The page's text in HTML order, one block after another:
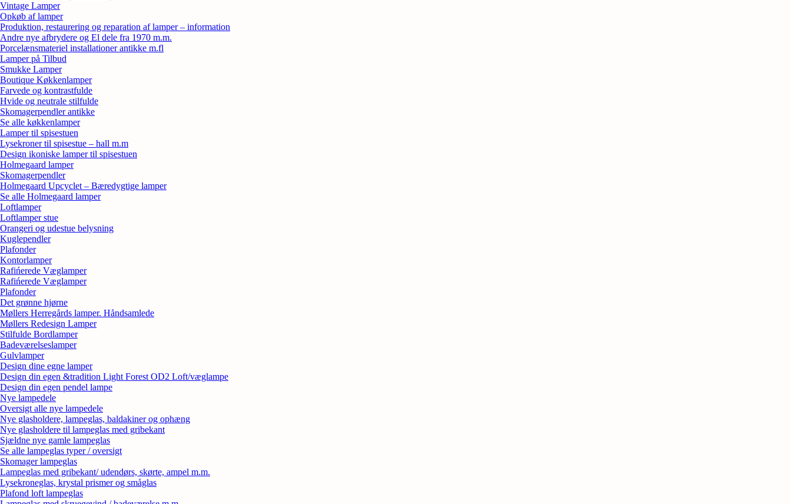
Vintage Lamper
Opkøb af lamper
Produktion, restaurering og reparation af lamper – information
Andre nye afbrydere og El dele fra 1970 m.m.
Porcelænsmateriel installationer antikke m.fl
Lamper på Tilbud
Smukke Lamper
Boutique Køkkenlamper
Farvede og kontrastfulde
Hvide og neutrale stilfulde
Skomagerpendler antikke
Se alle køkkenlamper
Lamper til spisestuen
Lysekroner til spisestue – hall m.m
Design ikoniske lamper til spisestuen
Holmegaard lamper
Skomagerpendler
Holmegaard Upcyclet – Bæredygtige lamper
Se alle Holmegaard lamper
Loftlamper
Loftlamper stue
Orangeri og udestue belysning
Kuglependler
Plafonder
Kontorlamper
Rafińerede Væglamper
Rafińerede Væglamper
Plafonder
Det grønne hjørne
Møllers Herregårds lamper. Håndsamlede
Møllers Redesign Lamper
Stilfulde Bordlamper
Badeværelseslamper
Gulvlamper
Design dine egne lamper
Design din egen &tradition Light Forest OD2 Loft/væglampe
Design din egen pendel lampe
Nye lampedele
Oversigt alle nye lampedele
Nye glasholdere, lampeglas, baldakiner og ophæng
Nye glasholdere til lampeglas med gribekant
Sjældne nye gamle lampeglas
Se alle lampeglas typer / oversigt
Skomager lampeglas
Lampeglas med gribekant/ udendørs, skørte, ampel m.m.
Lysekroneglas, krystal prismer og småglas
Plafond loft lampeglas